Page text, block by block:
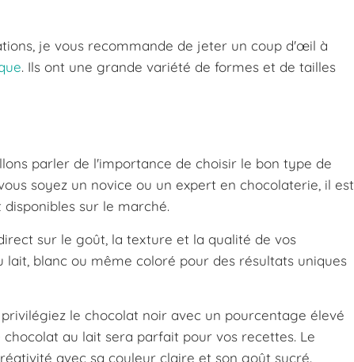
je vous recommande de jeter un coup d'œil à
. Ils ont une grande variété de formes et de tailles
parler de l'importance de choisir le bon type de
soyez un novice ou un expert en chocolaterie, il est
sur le marché.
sur le goût, la texture et la qualité de vos
blanc ou même coloré pour des résultats uniques
le chocolat noir avec un pourcentage élevé
au lait sera parfait pour vos recettes. Le
avec sa couleur claire et son goût sucré.